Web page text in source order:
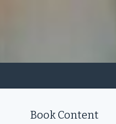
Book Content